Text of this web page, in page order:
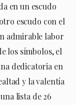
en un escudo
escudo con el
admirable labor
los símbolos, el
dedicatoria en
y la valentía
lista de 26